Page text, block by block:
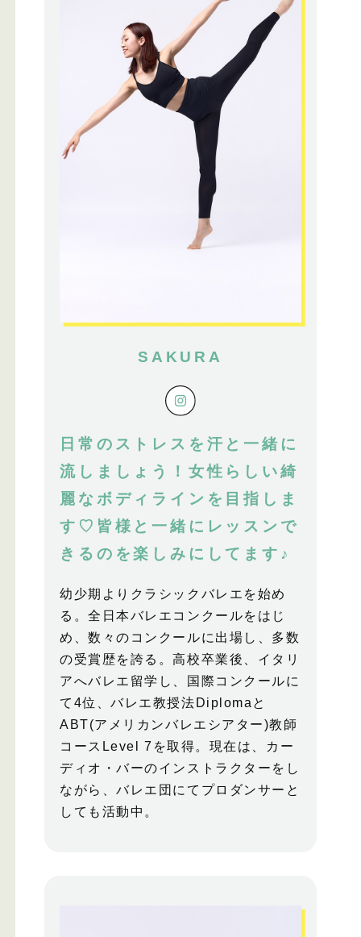
SAKURA
日常のストレスを汗と一緒に
流しましょう！女性らしい綺
麗なボディラインを目指しま
す♡皆様と一緒にレッスンで
きるのを楽しみにしてます♪
幼少期よりクラシックバレエを始め
る。全日本バレエコンクールをはじ
め、数々のコンクールに出場し、多数
の受賞歴を誇る。高校卒業後、イタリ
アへバレエ留学し、国際コンクールに
て4位、バレエ教授法Diplomaと
ABT(アメリカンバレエシアター)教師
コースLevel 7を取得。現在は、カー
ディオ・バーのインストラクターをし
ながら、バレエ団にてプロダンサーと
しても活動中。